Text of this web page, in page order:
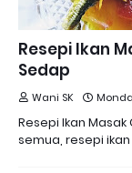
Resepi Ikan
Sedap
Wani SK
Resepi Ikan
semua, resepi